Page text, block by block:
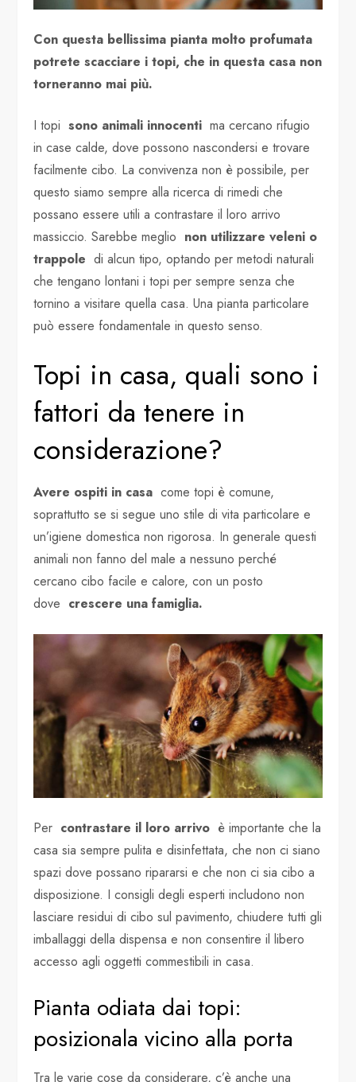
Con questa bellissima pianta molto profumata
potrete scacciare i topi, che in questa casa non
torneranno mai più.
I topisono animali innocenti ma cercano rifugio
in case calde, dove possono nascondersi e trovare
facilmente cibo. La convivenza non è possibile, per
questo siamo sempre alla ricerca di rimedi che
possano essere utili a contrastare il loro arrivo
massiccio. Sarebbe meglio non utilizzare veleni o
trappole di alcun tipo, optando per metodi naturali
che tengano lontani i topi per sempre senza che
tornino a visitare quella casa. Una pianta particolare
può essere fondamentale in questo senso.
Topi in casa, quali sono i
fattori da tenere in
considerazione?
Avere ospiti in casa come topi è comune,
soprattutto se si segue uno stile di vita particolare e
un’igiene domestica non rigorosa. In generale questi
animali non fanno del male a nessuno perché
cercano cibo facile e calore, con un posto
dove crescere una famiglia.
Per contrastare il loro arrivo è importante che la
casa sia sempre pulita e disinfettata, che non ci siano
spazi dove possano ripararsi e che non ci sia cibo a
disposizione. I consigli degli esperti includono non
lasciare residui di cibo sul pavimento, chiudere tutti gli
imballaggi della dispensa e non consentire il libero
accesso agli oggetti commestibili in casa.
Pianta odiata dai topi:
posizionala vicino alla porta
Tra le varie cose da considerare, c’è anche una